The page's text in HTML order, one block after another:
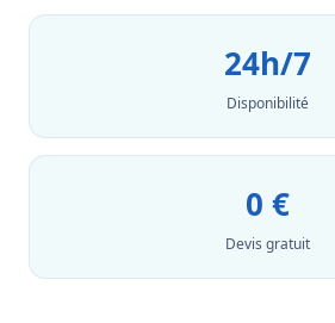
24h/7
Disponibilité
0 €
Devis gratuit